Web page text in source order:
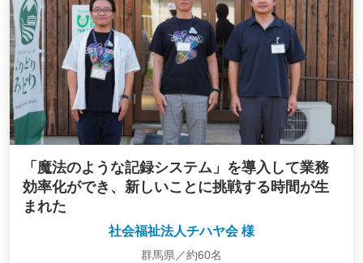
「魔法のような記録システム」を導入して業務
効率化ができ、新しいことに挑戦する時間が生
まれた
社会福祉法人チハヤ会 様
群馬県／約60名